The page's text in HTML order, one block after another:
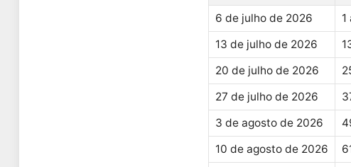
6 de julho de 2026
1
13 de julho de 2026
20 de julho de 2026
27 de julho de 2026
3 de agosto de 2026
10 de agosto de 2026